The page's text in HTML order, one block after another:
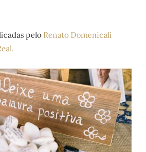
pelo Renato Domenicali